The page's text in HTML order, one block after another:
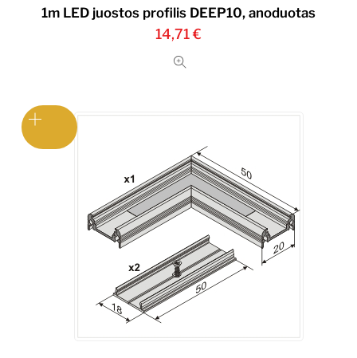
1m LED juostos profilis DEEP10, anoduotas
14,71€